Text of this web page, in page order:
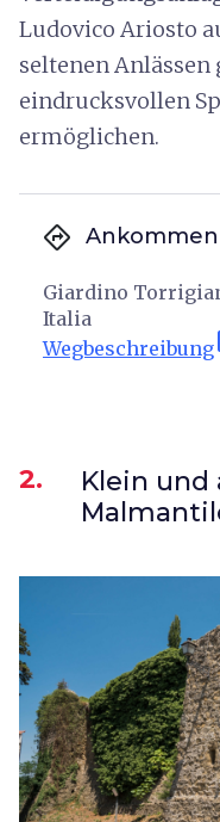
Ludovico Ariosto
seltenen
eindrucksvollen
ermöglichen.
directions Ankommen
Giardino
Italia
Wegbeschreibung
2.
Klein und